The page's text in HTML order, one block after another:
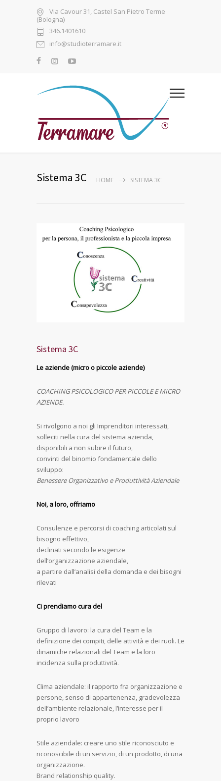
Via Cavour 31, Castel San Pietro Terme
(Bologna)
346.1401610
info@studioterramare.it
Sistema 3C HOME SISTEMA 3C
Sistema 3C
Le aziende (micro o piccole aziende)
COACHING PSICOLOGICO PER PICCOLE E MICRO
AZIENDE.
Si rivolgono a noi gli Imprenditori interessati,
solleciti nella cura del sistema azienda,
disponibili a non subire il futuro,
convinti del binomio fondamentale dello
sviluppo:
Benessere Organizzativo e Produttività Aziendale
Noi, a loro, offriamo
Consulenze e percorsi di coaching articolati sul
bisogno effettivo,
declinati secondo le esigenze
dell’organizzazione aziendale,
a partire dall’analisi della domanda e dei bisogni
rilevati
Ci prendiamo cura del
Gruppo di lavoro: la cura del Team e la
definizione dei compiti, delle attività e dei ruoli. Le
dinamiche relazionali del Team e la loro
incidenza sulla produttività.
Clima aziendale: il rapporto fra organizzazione e
persone, senso di appartenenza, gradevolezza
dell’ambiente relazionale, l’interesse per il
proprio lavoro
Stile aziendale: creare uno stile riconosciuto e
riconoscibile di un servizio, di un prodotto, di una
organizzazione.
Brand relationship quality.